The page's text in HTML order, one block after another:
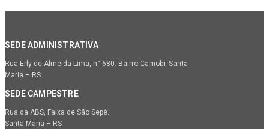
SEDE ADMINISTRATIVA
Rua Erly de Almeida Lima, n° 680. Bairro Camobi. Santa
Maria – RS
SEDE CAMPESTRE
Rua da ABS, Faixa de São Sepé.
Santa Maria – RS